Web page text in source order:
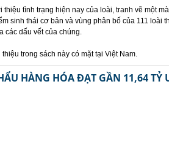
tình trạng hiện nay của loài, tranh vẽ một
sinh thái cơ bản và vùng phân bố của 111 loài
các dấu vết của chúng.
trong sách này có mặt tại Việt Nam.
HÀNG HÓA ĐẠT GẦN 11,64 TỶ